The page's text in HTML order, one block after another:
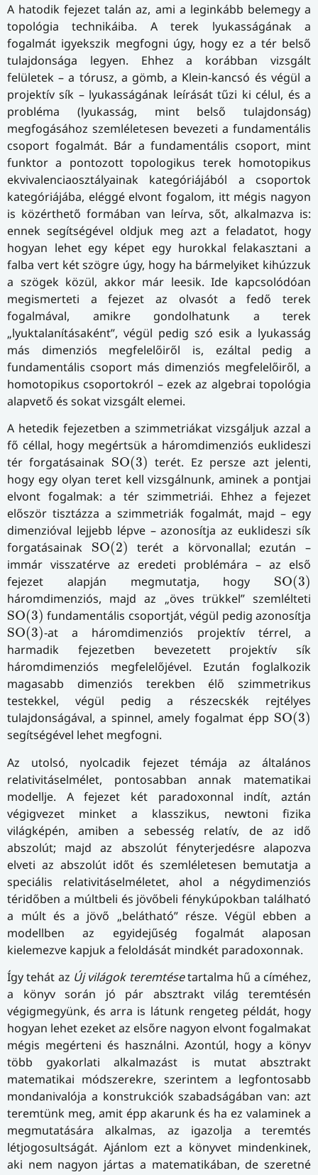
A hatodik fejezet talán az, ami a leginkább belemegy a
topológia technikáiba. A terek lyukasságának a
fogalmát igyekszik megfogni úgy, hogy ez a tér belső
tulajdonsága legyen. Ehhez a korábban vizsgált
felületek – a tórusz, a gömb, a Klein-kancsó és végül a
projektív sík – lyukasságának leírását tűzi ki célul, és a
probléma (lyukasság, mint belső tulajdonság)
megfogásához szemléletesen bevezeti a fundamentális
csoport fogalmát. Bár a fundamentális csoport, mint
funktor a pontozott topologikus terek homotopikus
ekvivalenciaosztályainak kategóriájából a csoportok
kategóriájába, eléggé elvont fogalom, itt mégis nagyon
is közérthető formában van leírva, sőt, alkalmazva is:
ennek segítségével oldjuk meg azt a feladatot, hogy
hogyan lehet egy képet egy hurokkal felakasztani a
falba vert két szögre úgy, hogy ha bármelyiket kihúzzuk
a szögek közül, akkor már leesik. Ide kapcsolódóan
megismerteti a fejezet az olvasót a fedő terek
fogalmával, amikre gondolhatunk a terek
„lyuktalanításaként”, végül pedig szó esik a lyukasság
más dimenziós megfelelőiről is, ezáltal pedig a
fundamentális csoport más dimenziós megfelelőiről, a
homotopikus csoportokról – ezek az algebrai topológia
alapvető és sokat vizsgált elemei.
A hetedik fejezetben a szimmetriákat vizsgáljuk azzal a
fő céllal, hogy megértsük a háromdimenziós euklideszi
tér forgatásainak SO(3)
SO(3) terét. Ez persze azt jelenti,
hogy egy olyan teret kell vizsgálnunk, aminek a pontjai
elvont fogalmak: a tér szimmetriái. Ehhez a fejezet
először tisztázza a szimmetriák fogalmát, majd – egy
dimenzióval lejjebb lépve – azonosítja az euklideszi sík
forgatásainak SO(2)
SO(2)
terét a körvonallal; ezután –
immár visszatérve az eredeti problémára – az első
fejezet alapján megmutatja, hogy SO(3)
SO(3)
háromdimenziós, majd az „öves trükkel” szemlélteti
SO(3)
SO(3) fundamentális csoportját, végül pedig azonosítja
SO(3)
SO(3)-at a háromdimenziós projektív térrel, a
harmadik fejezetben bevezetett projektív sík
háromdimenziós megfelelőjével. Ezután foglalkozik
magasabb dimenziós terekben élő szimmetrikus
testekkel, végül pedig a részecskék rejtélyes
tulajdonságával, a spinnel, amely fogalmat épp SO(3)
SO(3)
segítségével lehet megfogni.
Az utolsó, nyolcadik fejezet témája az általános
relativitáselmélet, pontosabban annak matematikai
modellje. A fejezet két paradoxonnal indít, aztán
végigvezet minket a klasszikus, newtoni fizika
világképén, amiben a sebesség relatív, de az idő
abszolút; majd az abszolút fényterjedésre alapozva
elveti az abszolút időt és szemléletesen bemutatja a
speciális relativitáselméletet, ahol a négydimenziós
téridőben a múltbeli és jövőbeli fénykúpokban található
a múlt és a jövő „belátható” része. Végül ebben a
modellben az egyidejűség fogalmát alaposan
kielemezve kapjuk a feloldását mindkét paradoxonnak.
Így tehát az Új világok teremtésetartalma hű a címéhez,
a könyv során jó pár absztrakt világ teremtésén
végigmegyünk, és arra is látunk rengeteg példát, hogy
hogyan lehet ezeket az elsőre nagyon elvont fogalmakat
mégis megérteni és használni. Azontúl, hogy a könyv
több gyakorlati alkalmazást is mutat absztrakt
matematikai módszerekre, szerintem a legfontosabb
mondanivalója a konstrukciók szabadságában van: azt
teremtünk meg, amit épp akarunk és ha ez valaminek a
megmutatására alkalmas, az igazolja a teremtés
létjogosultságát. Ajánlom ezt a könyvet mindenkinek,
aki nem nagyon jártas a matematikában, de szeretné